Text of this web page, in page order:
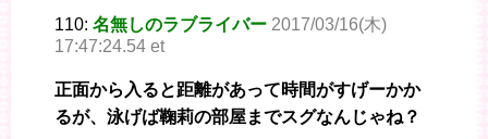
110: 名無しのラブライバー 2017/03/16(木)
17:47:24.54 et
正面から入ると距離があって時間がすげーかか
るが、泳げば鞠莉の部屋までスグなんじゃね？